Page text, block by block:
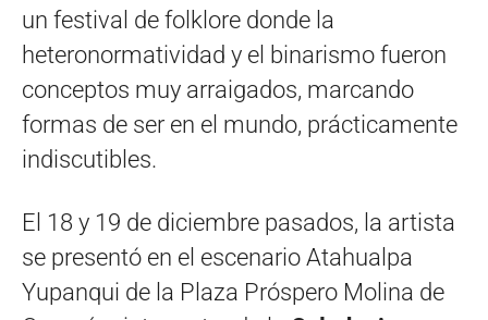
un festival de folklore donde la
heteronormatividad y el binarismo fueron
conceptos muy arraigados, marcando
formas de ser en el mundo, prácticamente
indiscutibles.
El 18 y 19 de diciembre pasados, la artista
se presentó en el escenario Atahualpa
Yupanqui de la Plaza Próspero Molina de